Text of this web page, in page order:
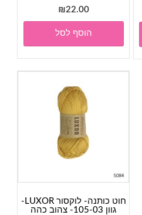
₪22.00
הוסף לסל
חוט כותנה- לוקסור LUXOR-
גוון 105-03- צהוב כהה